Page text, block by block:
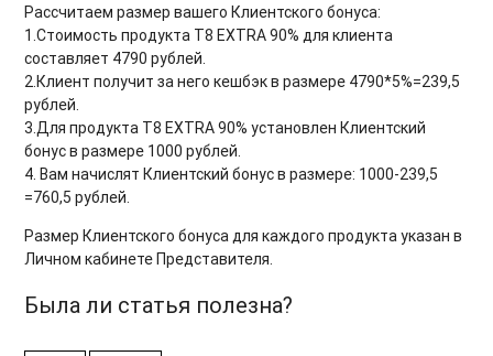
Рассчитаем размер вашего Клиентского бонуса:
1.Стоимость продукта T8 EXTRA 90% для клиента
составляет 4790 рублей.
2.Клиент получит за него кешбэк в размере 4790*5%=239,5
рублей.
3.Для продукта T8 EXTRA 90% установлен Клиентский
бонус в размере 1000 рублей.
4. Вам начислят Клиентский бонус в размере: 1000-239,5
=760,5 рублей.
Размер Клиентского бонуса для каждого продукта указан в
Личном кабинете Представителя.
Была ли статья полезна?